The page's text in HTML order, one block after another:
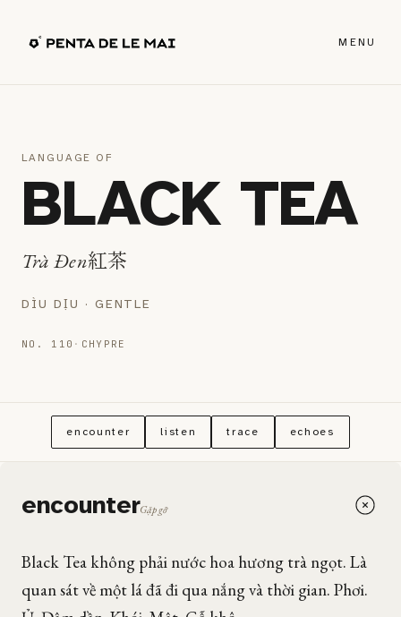
MENU
↗
LANGUAGE OF
BLACK TEA
Trà Đen紅茶
DÌU DỊU · GENTLE
NO. 110 · CHYPRE
encounter listen trace echoes
encounterGặp gỡ
Black Tea không phải nước hoa hương trà ngọt. Là
quan sát về một lá đã đi qua nắng và thời gian. Phơi.